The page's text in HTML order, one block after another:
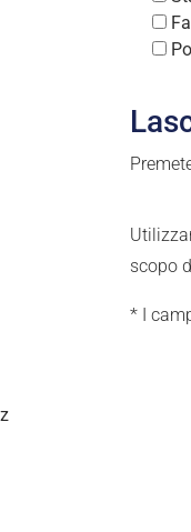
scopo
* I
z